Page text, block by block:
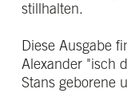
stillhalten.
Diese Ausgabe
Alexander "isch
Stans geborene